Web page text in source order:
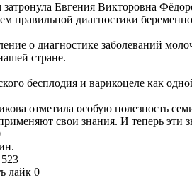
затронула Евгения Викторовна
правильной диагностики
о диагностике заболеваний
стране.
бесплодия и варикоцеле как
отметила особую полезность
свои знания. И теперь эти
523
0